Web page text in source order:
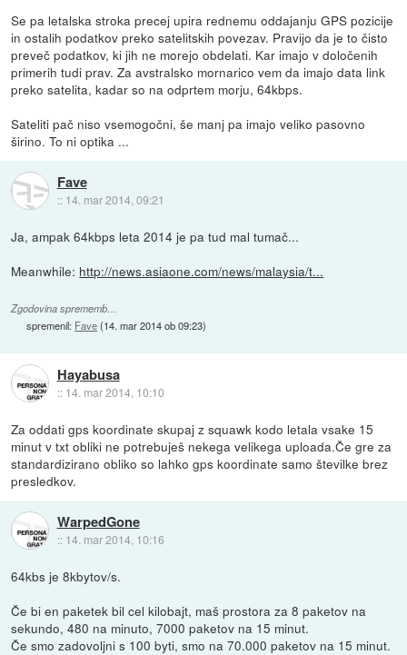
Se pa letalska stroka precej upira rednemu oddajanju GPS pozicije
in ostalih podatkov preko satelitskih povezav. Pravijo da je to čisto
preveč podatkov, ki jih ne morejo obdelati. Kar imajo v določenih
primerih tudi prav. Za avstralsko mornarico vem da imajo data link
preko satelita, kadar so na odprtem morju, 64kbps.
Sateliti pač niso vsemogočni, še manj pa imajo veliko pasovno
širino. To ni optika ...
Fave
:: 14. mar 2014, 09:21
Ja, ampak 64kbps leta 2014 je pa tud mal tumač...
Meanwhile: http://news.asiaone.com/news/malaysia/t...
Zgodovina sprememb…
spremenil: Fave(14. mar 2014 ob 09:23)
Hayabusa
:: 14. mar 2014, 10:10
Za oddati gps koordinate skupaj z squawk kodo letala vsake 15
minut v txt obliki ne potrebuješ nekega velikega uploada.Če gre za
standardizirano obliko so lahko gps koordinate samo številke brez
presledkov.
WarpedGone
:: 14. mar 2014, 10:16
64kbs je 8kbytov/s.
Če bi en paketek bil cel kilobajt, maš prostora za 8 paketov na
sekundo, 480 na minuto, 7000 paketov na 15 minut.
Če smo zadovoljni s 100 byti, smo na 70.000 paketov na 15 minut.